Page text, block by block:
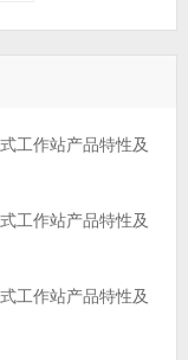
工作站产品特性及
工作站产品特性及
工作站产品特性及